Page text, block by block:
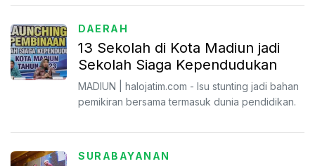
DAERAH
13 Sekolah di Kota Madiun jadi
Sekolah Siaga Kependudukan
MADIUN | halojatim.com - Isu stunting jadi bahan
pemikiran bersama termasuk dunia pendidikan.
SURABAYANAN